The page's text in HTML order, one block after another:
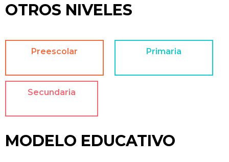
OTROS NIVELES
Preescolar Primaria
Secundaria
MODELO EDUCATIVO